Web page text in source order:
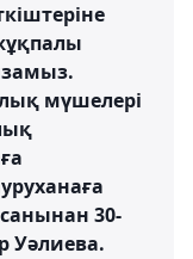
мүшелері
30-
Уәлиева.